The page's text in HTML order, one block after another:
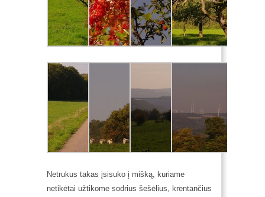
Netrukus takas įsisuko į mišką, kuriame
netikėtai užtikome sodrius šešėlius, krentančius